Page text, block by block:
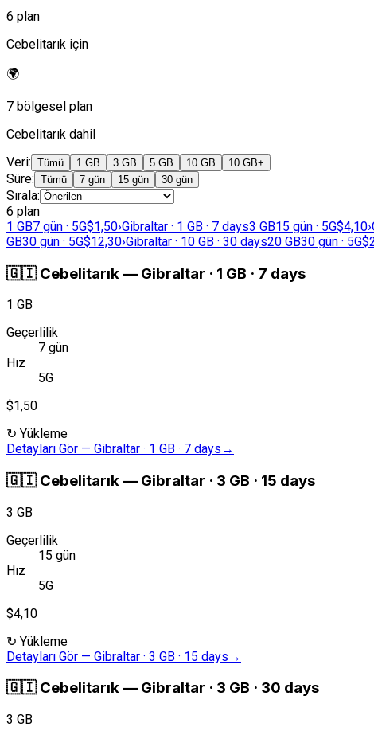
6 plan
Cebelitarık için
🌍
7 bölgesel plan
Cebelitarık dahil
Veri: Tümü 1 GB 3 GB 5 GB 10 GB 10 GB+
Süre: Tümü 7 gün 15 gün 30 gün
Sırala:
6 plan
1 GB7 gün · 5G$1,50›Gibraltar · 1 GB · 7 days3 GB15 gün · 5G$4,10›
GB30 gün · 5G$12,30›Gibraltar · 10 GB · 30 days20 GB30 gün · 5G
🇬🇮 Cebelitarık— Gibraltar · 1 GB · 7 days
1 GB
Geçerlilik
7 gün
Hız
5G
$1,50
↻ Yükleme
Detayları Gör — Gibraltar · 1 GB · 7 days →
🇬🇮 Cebelitarık— Gibraltar · 3 GB · 15 days
3 GB
Geçerlilik
15 gün
Hız
5G
$4,10
↻ Yükleme
Detayları Gör — Gibraltar · 3 GB · 15 days →
🇬🇮 Cebelitarık— Gibraltar · 3 GB · 30 days
3 GB